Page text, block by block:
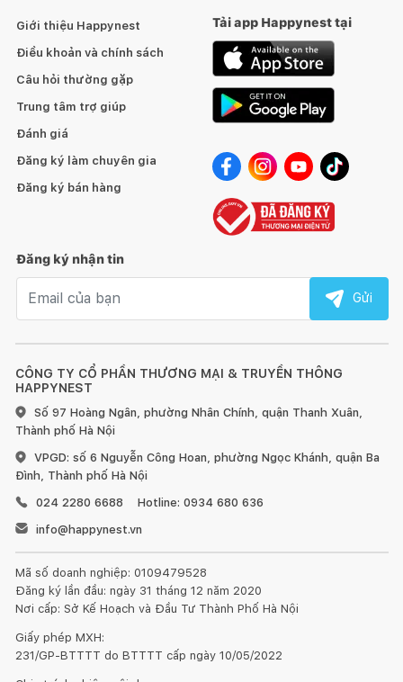
CÔNG TY CỔ PHẦN THƯƠNG MẠI & TRUYỀN THÔNG
HAPPYNEST
Số 97 Hoàng Ngân, phường Nhân Chính, quận Thanh Xuân,
Thành phố Hà Nội
VPGD: số 6 Nguyễn Công Hoan, phường Ngọc Khánh, quận Ba
Đình, Thành phố Hà Nội
024 2280 6688
Hotline: 0934 680 636
info@happynest.vn
Mã số doanh nghiệp: 0109479528
Đăng ký lần đầu: ngày 31 tháng 12 năm 2020
Nơi cấp: Sở Kế Hoạch và Đầu Tư Thành Phố Hà Nội
Giấy phép MXH:
231/GP-BTTTT do BTTTT cấp ngày 10/05/2022
Giới thiệu Happynest
Điều khoản và chính sách
Câu hỏi thường gặp
Trung tâm trợ giúp
Đánh giá
Đăng ký làm chuyên gia
Đăng ký bán hàng
Tải app Happynest tại
Đăng ký nhận tin
Gửi